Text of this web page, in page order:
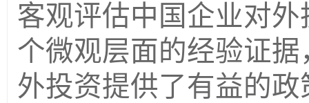
客观评估中国企业对
个微观层面的经验证
外投资提供了有益的